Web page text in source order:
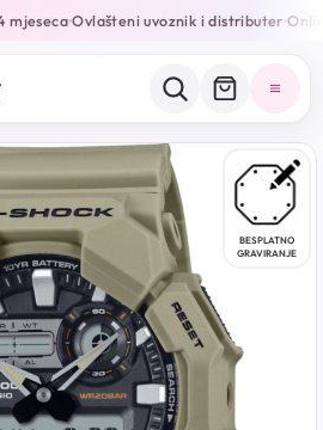
•Ovlašteni uvoznik i distributer•
BESPLATNO
GRAVIRANJE